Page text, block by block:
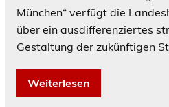
München“ verfügt die
über ein ausdifferenziertes
Gestaltung der zukünftigen
Weiterlesen